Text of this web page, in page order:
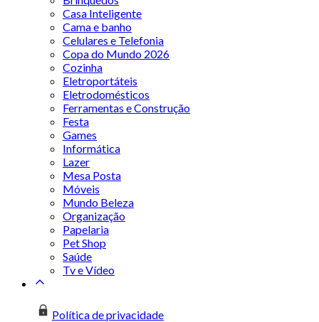
Casa Inteligente
Cama e banho
Celulares e Telefonia
Copa do Mundo 2026
Cozinha
Eletroportáteis
Eletrodomésticos
Ferramentas e Construção
Festa
Games
Informática
Lazer
Mesa Posta
Móveis
Mundo Beleza
Organização
Papelaria
Pet Shop
Saúde
Tv e Vídeo
Política de privacidade